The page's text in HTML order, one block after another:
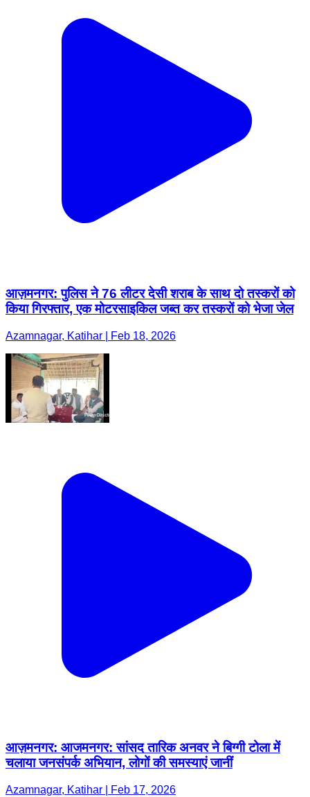
आज़मनगर: पुलिस ने 76 लीटर देसी शराब के साथ दो तस्करों को
किया गिरफ्तार, एक मोटरसाइकिल जब्त कर तस्करों को भेजा जेल
Azamnagar, Katihar | Feb 18, 2026
आज़मनगर: आजमनगर: सांसद तारिक अनवर ने बिग्गी टोला में
चलाया जनसंपर्क अभियान, लोगों की समस्याएं जानीं
Azamnagar, Katihar | Feb 17, 2026